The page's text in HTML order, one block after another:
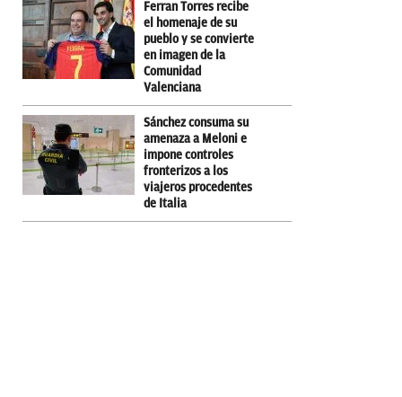
Ferran Torres recibe
el homenaje de su
pueblo y se convierte
en imagen de la
Comunidad
Valenciana
Sánchez consuma su
amenaza a Meloni e
impone controles
fronterizos a los
viajeros procedentes
de Italia